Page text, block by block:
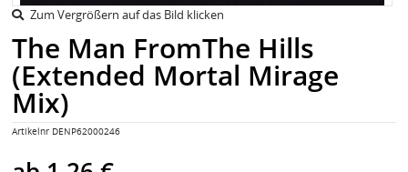
Zum Vergrößern auf das Bild klicken
The Man FromThe Hills
(Extended Mortal Mirage
Mix)
Artikelnr DENP62000246